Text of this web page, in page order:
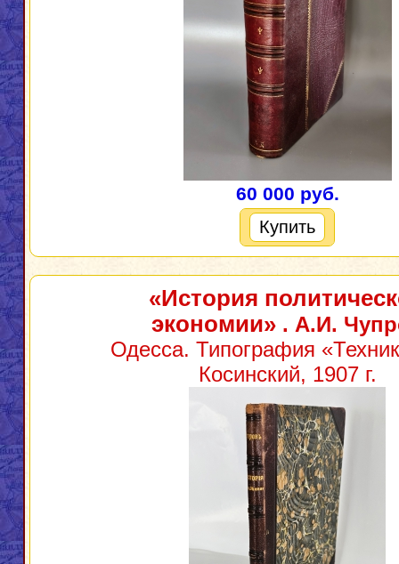
60 000 руб.
Купить
«История
экономии». А.И.
Одесса. Типография
Косинский, 1907 г.